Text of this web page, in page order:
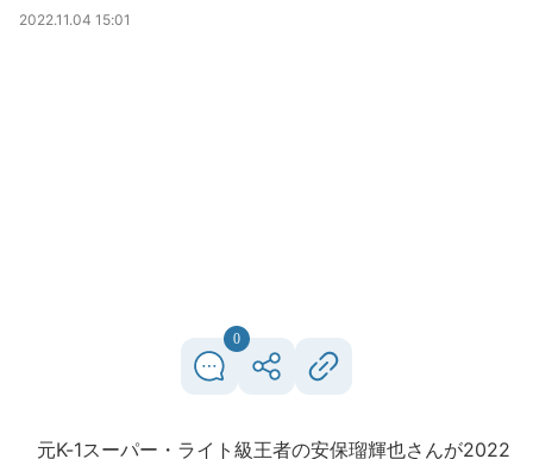
2022.11.04 15:01
0
元K-1スーパー・ライト級王者の安保瑠輝也さんが2022